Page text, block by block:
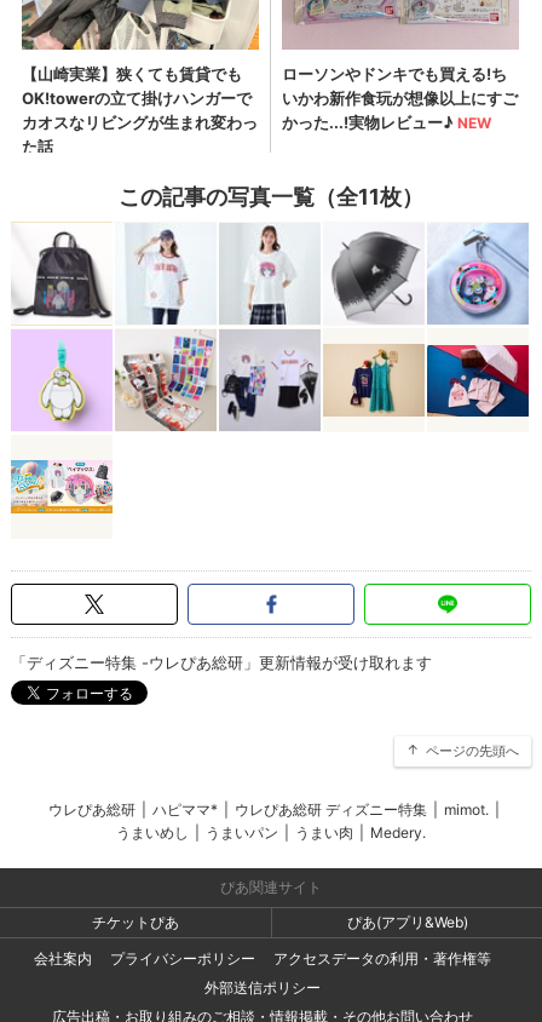
この記事の写真一覧（全11枚）
「ディズニー特集 -ウレぴあ総研」更新情報が受け取れます
ページの先頭へ
ウレぴあ総研 ハピママ* ウレぴあ総研 ディズニー特集 mimot.
うまいめし
うまいパン うまい肉 Medery.
ぴあ関連サイト
チケットぴあ
ぴあ(アプリ&Web)
会社案内
プライバシーポリシー
アクセスデータの利用・著作権等
外部送信ポリシー
広告出稿・お取り組みのご相談・情報掲載・その他お問い合わせ